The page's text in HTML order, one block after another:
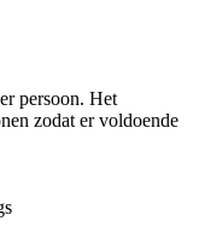
persoon. Het
zodat er voldoende